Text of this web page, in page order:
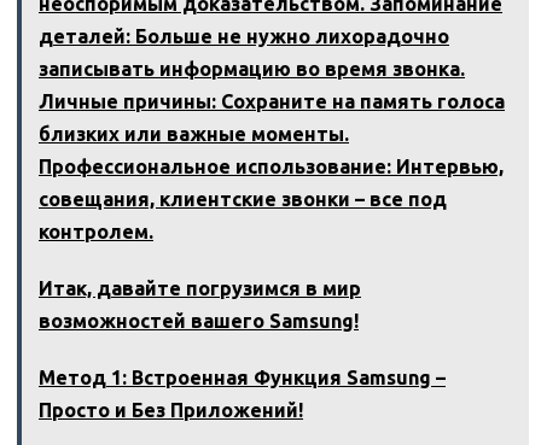
деталей: Больше не нужно лихорадочно
записывать информацию во время звонка.
Личные причины: Сохраните на память голоса
близких или важные моменты.
Профессиональное использование: Интервью,
совещания, клиентские звонки – все под
контролем.
Итак, давайте погрузимся в мир
возможностей вашего Samsung!
Метод 1: Встроенная Функция Samsung –
Просто и Без Приложений!